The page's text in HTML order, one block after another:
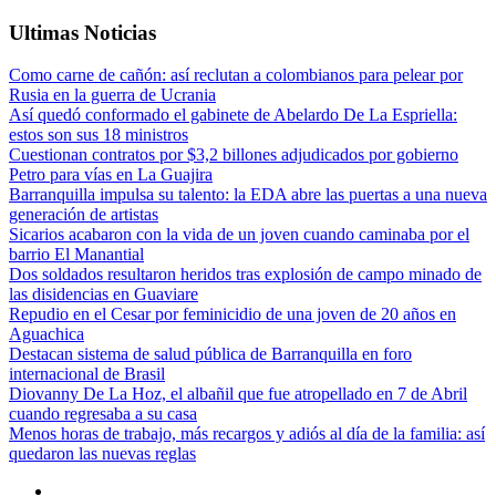
Ultimas Noticias
Como carne de cañón: así reclutan a colombianos para pelear por
Rusia en la guerra de Ucrania
Así quedó conformado el gabinete de Abelardo De La Espriella:
estos son sus 18 ministros
Cuestionan contratos por $3,2 billones adjudicados por gobierno
Petro para vías en La Guajira
Barranquilla impulsa su talento: la EDA abre las puertas a una nueva
generación de artistas
Sicarios acabaron con la vida de un joven cuando caminaba por el
barrio El Manantial
Dos soldados resultaron heridos tras explosión de campo minado de
las disidencias en Guaviare
Repudio en el Cesar por feminicidio de una joven de 20 años en
Aguachica
Destacan sistema de salud pública de Barranquilla en foro
internacional de Brasil
Diovanny De La Hoz, el albañil que fue atropellado en 7 de Abril
cuando regresaba a su casa
Menos horas de trabajo, más recargos y adiós al día de la familia: así
quedaron las nuevas reglas